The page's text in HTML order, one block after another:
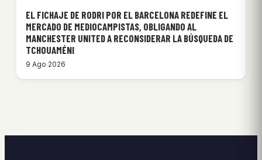
EL FICHAJE DE RODRI POR EL BARCELONA REDEFINE EL
MERCADO DE MEDIOCAMPISTAS, OBLIGANDO AL
MANCHESTER UNITED A RECONSIDERAR LA BÚSQUEDA DE
TCHOUAMÉNI
9 Ago 2026